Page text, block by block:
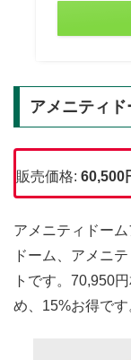
アメニティド
販売価格: 60,500
アメニティドー
ドーム、アメニ
トです。70,950
め、15%お得です